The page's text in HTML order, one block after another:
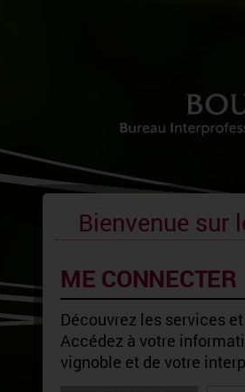
Bienvenue sur
ME CONNECTER
Découvrez les services
Accédez à votre
vignoble et de votre